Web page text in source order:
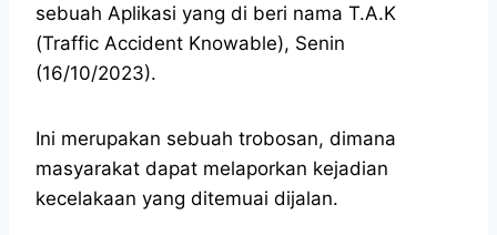
sebuah Aplikasi yang di beri nama T.A.K
(Traffic Accident Knowable), Senin
(16/10/2023).
Ini merupakan sebuah trobosan, dimana
masyarakat dapat melaporkan kejadian
kecelakaan yang ditemuai dijalan.